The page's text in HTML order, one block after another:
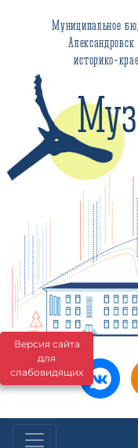
Версия сайта
для
слабовидящих
Муниципальное бюджетное
Александровск
историко-